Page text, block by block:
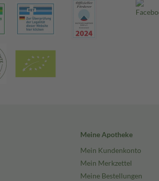
Meine Apotheke
Mein Kundenkonto
Mein Merkzettel
Meine Bestellungen